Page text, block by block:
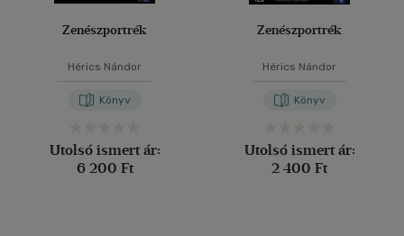
Zenészportrék
Hérics Nándor
Könyv
Utolsó ismert ár:
6 200 Ft
Zenészportrék
Hérics Nándor
Könyv
Utolsó ismert ár:
2 400 Ft